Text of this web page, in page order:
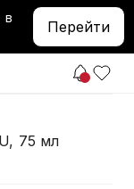
в
Перейти
75 мл